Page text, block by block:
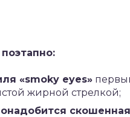
«smoky eyes»
жирной стрелкой;